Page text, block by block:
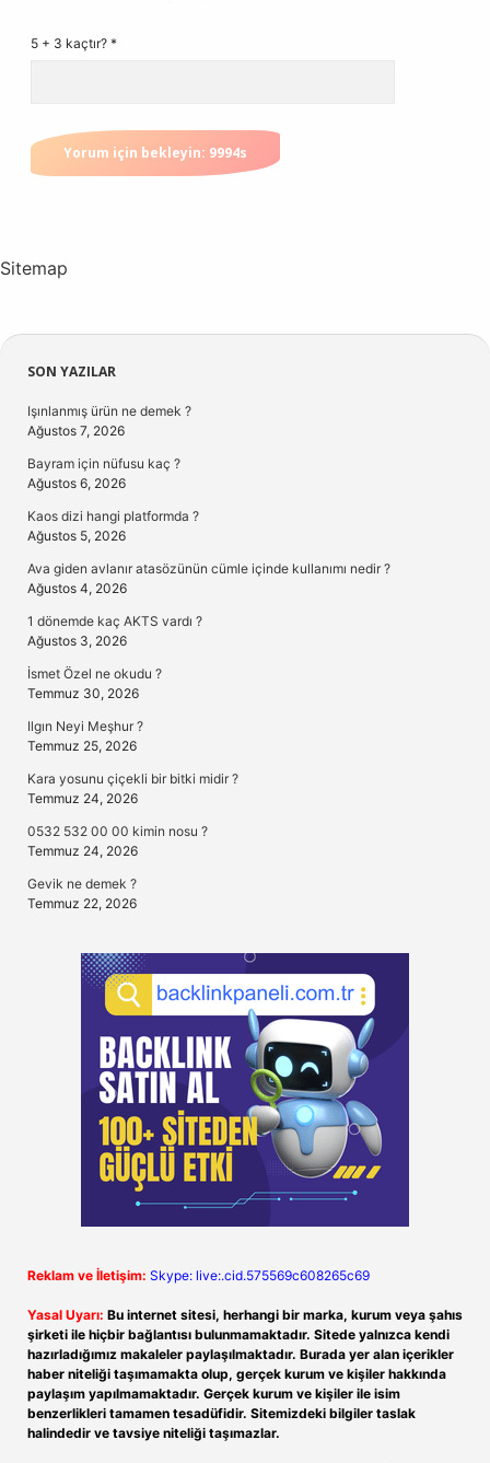
5 + 3 kaçtır? *
Sitemap
Sidebar
SON YAZILAR
Işınlanmış ürün ne demek ?
Ağustos 7, 2026
Bayram için nüfusu kaç ?
Ağustos 6, 2026
Kaos dizi hangi platformda ?
Ağustos 5, 2026
Ava giden avlanır atasözünün cümle içinde kullanımı nedir ?
Ağustos 4, 2026
1 dönemde kaç AKTS vardı ?
Ağustos 3, 2026
İsmet Özel ne okudu ?
Temmuz 30, 2026
Ilgın Neyi Meşhur ?
Temmuz 25, 2026
Kara yosunu çiçekli bir bitki midir ?
Temmuz 24, 2026
0532 532 00 00 kimin nosu ?
Temmuz 24, 2026
Gevik ne demek ?
Temmuz 22, 2026
Reklam ve İletişim: Skype: live:.cid.575569c608265c69
Yasal Uyarı: Bu internet sitesi, herhangi bir marka, kurum veya şahıs
şirketi ile hiçbir bağlantısı bulunmamaktadır. Sitede yalnızca kendi
hazırladığımız makaleler paylaşılmaktadır. Burada yer alan içerikler
haber niteliği taşımamakta olup, gerçek kurum ve kişiler hakkında
paylaşım yapılmamaktadır. Gerçek kurum ve kişiler ile isim
benzerlikleri tamamen tesadüfidir. Sitemizdeki bilgiler taslak
halindedir ve tavsiye niteliği taşımazlar.